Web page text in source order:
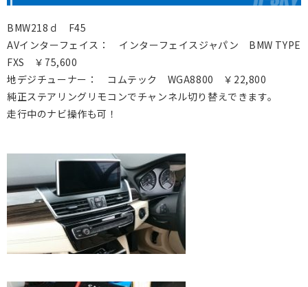
BMW218ｄ F45
AVインターフェイス： インターフェイスジャパン BMW TYPE
FXS ￥75,600
地デジチューナー： コムテック WGA8800 ￥22,800
純正ステアリングリモコンでチャンネル切り替えできます。
走行中のナビ操作も可！